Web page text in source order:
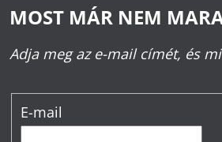
MOST MÁR NEM
Adja meg az e-mail címét, és
E-mail